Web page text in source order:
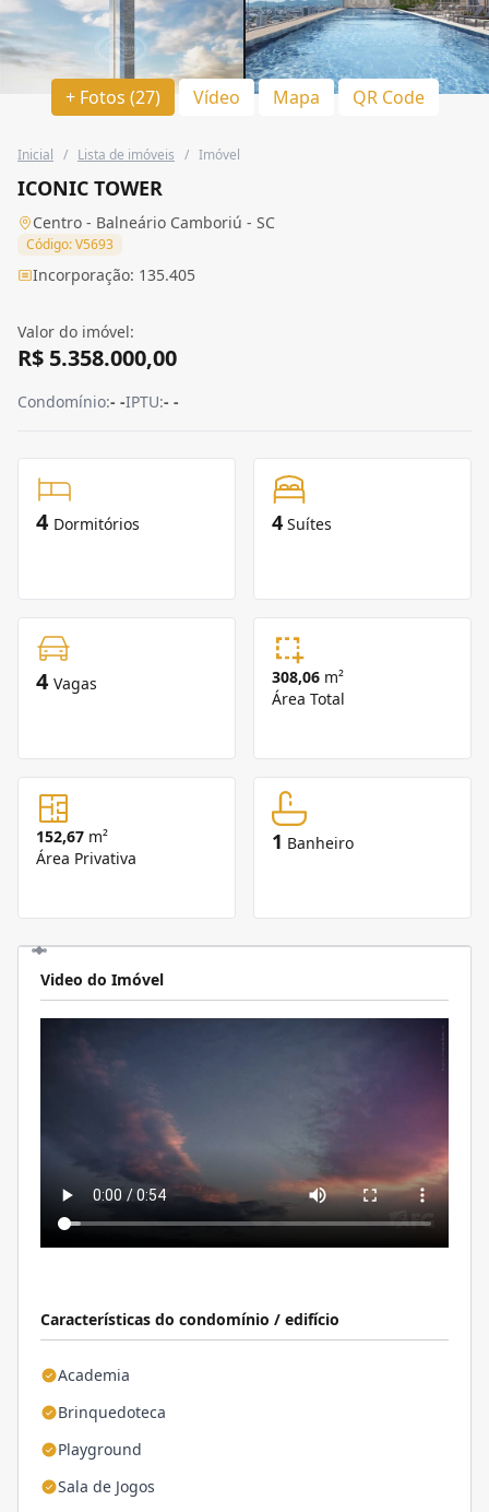
+ Fotos (27) Vídeo Mapa QR Code
Inicial / Lista de imóveis / Imóvel
ICONIC TOWER
Centro - Balneário Camboriú - SC
Código: V5693
Incorporação: 135.405
Valor do imóvel:
R$ 5.358.000,00
Condomínio:- -IPTU:- -
4 Dormitórios 4 Suítes
4 Vagas 308,06 m²
Área Total
152,67 m²
Área Privativa
1 Banheiro
Video do Imóvel
Características do condomínio / edifício
Academia
Brinquedoteca
Playground
Sala de Jogos